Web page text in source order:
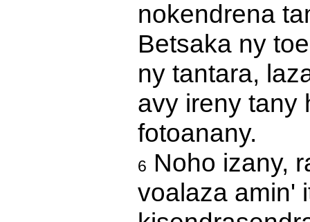
nokendrena
Betsaka ny
ny tantara,
avy ireny tany
fotoanany.
6 Noho izany,
voalaza amin'